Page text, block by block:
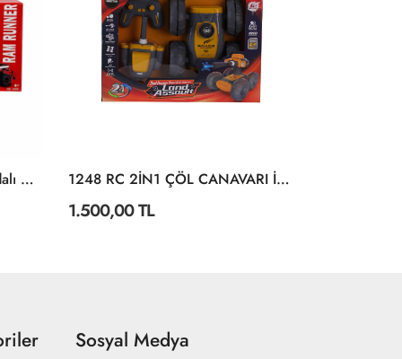
1423 Trucks Uzaktan Kumandalı Araba 34 Cm 1:14 -Sunman 1248 RC 2İN1 ÇÖL CANAVARI İSTER
1.500,00 TL
Sosyal Medya